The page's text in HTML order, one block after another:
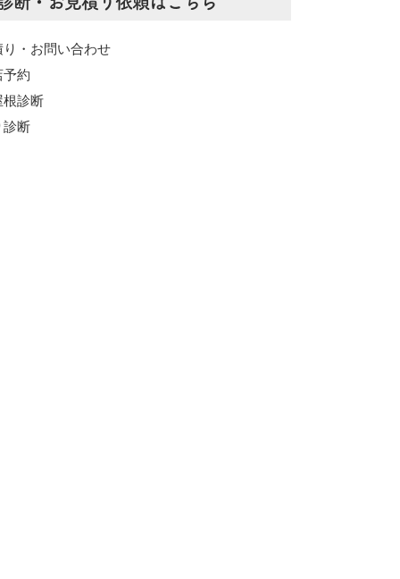
り・お問い合わせ
予約
根診断
診断